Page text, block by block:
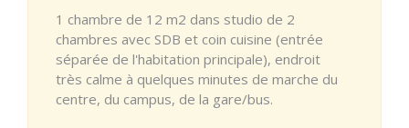
1 chambre de 12 m2 dans studio de 2
chambres avec SDB et coin cuisine (entrée
séparée de l'habitation principale), endroit
très calme à quelques minutes de marche du
centre, du campus, de la gare/bus.